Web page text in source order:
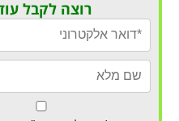
רוצה לקבל